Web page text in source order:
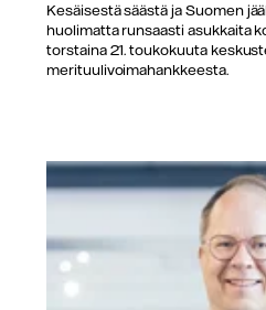
Kesäisestä säästä ja Suomen
huolimatta runsaasti asukkaita
torstaina 21. toukokuuta
merituulivoimahankkeesta.